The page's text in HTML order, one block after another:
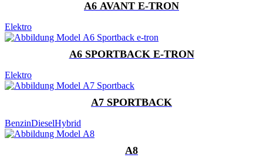
A6 AVANT E-TRON
Elektro
A6 SPORTBACK E-TRON
Elektro
A7 SPORTBACK
BenzinDieselHybrid
A8